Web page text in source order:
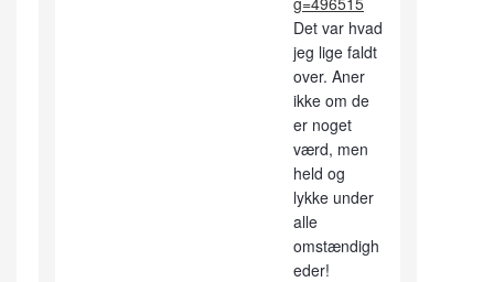
Det var hvad
jeg lige faldt
over. Aner
ikke om de
er noget
værd, men
held og
lykke under
alle
omstændigh
eder!